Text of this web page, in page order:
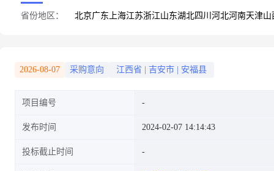
省份地区： 北京广东 上海江苏浙江山东湖北四川 河北河南天津山
2026-08-07 采购意向 江西省 吉安市 安福县
项目编号
发布时间 2024-02-07 14:14:43
投标截止时间